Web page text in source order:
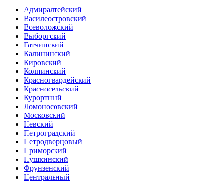
Адмиралтейский
Василеостровский
Всеволожский
Выборгский
Гатчинский
Калининский
Кировский
Колпинский
Красногвардейский
Красносельский
Курортный
Ломоносовский
Московский
Невский
Петроградский
Петродворцовый
Приморский
Пушкинский
Фрунзенский
Центральный